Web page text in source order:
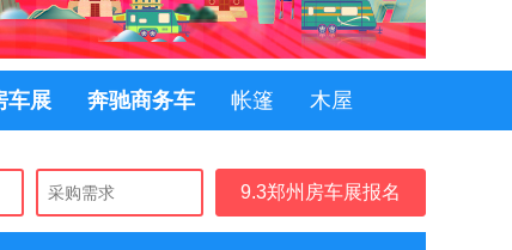
车展 奔驰商务车 帐篷 木屋
9.3郑州房车展报名